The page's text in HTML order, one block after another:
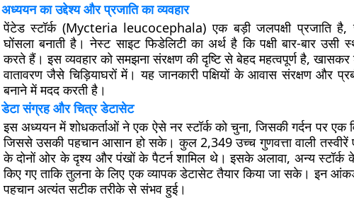
अध्ययन का उद्देश्य और प्रजाति का व्यवहार
पेंटेड स्टॉर्क (Mycteria leucocephala) एक बड़ी जलपक्षी प्रजाति
घोंसला बनाती है। नेस्ट साइट फिडेलिटी का अर्थ है कि पक्षी बार-बार
करते हैं। इस व्यवहार को समझना संरक्षण की दृष्टि से बेहद महत्वपूर्ण है,
वातावरण जैसे चिड़ियाघरों में। यह जानकारी पक्षियों के आवास संरक्षण और
बनाने में मदद करती है।
डेटा संग्रह और चित्र डेटासेट
इस अध्ययन में शोधकर्ताओं ने एक ऐसे नर स्टॉर्क को चुना, जिसकी गर्दन पर एक
जिससे उसकी पहचान आसान हो सके। कुल 2,349 उच्च गुणवत्ता वाली तस्वीरें
के दोनों ओर के दृश्य और पंखों के पैटर्न शामिल थे। इसके अलावा, अन्य स्टॉर्क
किए गए ताकि तुलना के लिए एक व्यापक डेटासेट तैयार किया जा सके। इन
पहचान अत्यंत सटीक तरीके से संभव हुई।